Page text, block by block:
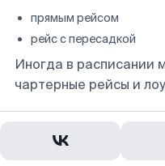
прямым рейсом
рейс с пересадкой
Иногда в расписании
чартерные рейсы и